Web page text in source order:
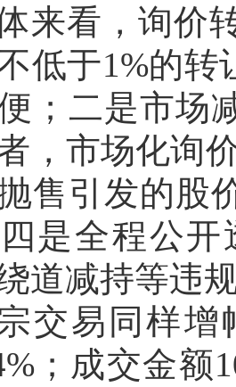
来看，询价
低于1%的转
；二是市场
，市场化询
售引发的股
是全程公
道减持等违
交易同样增
；成交金额